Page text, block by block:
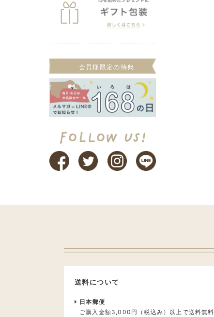
会員様限定の特典
送料について
日本郵便
ご購入金額3,000円（税込み）以上で送料無料